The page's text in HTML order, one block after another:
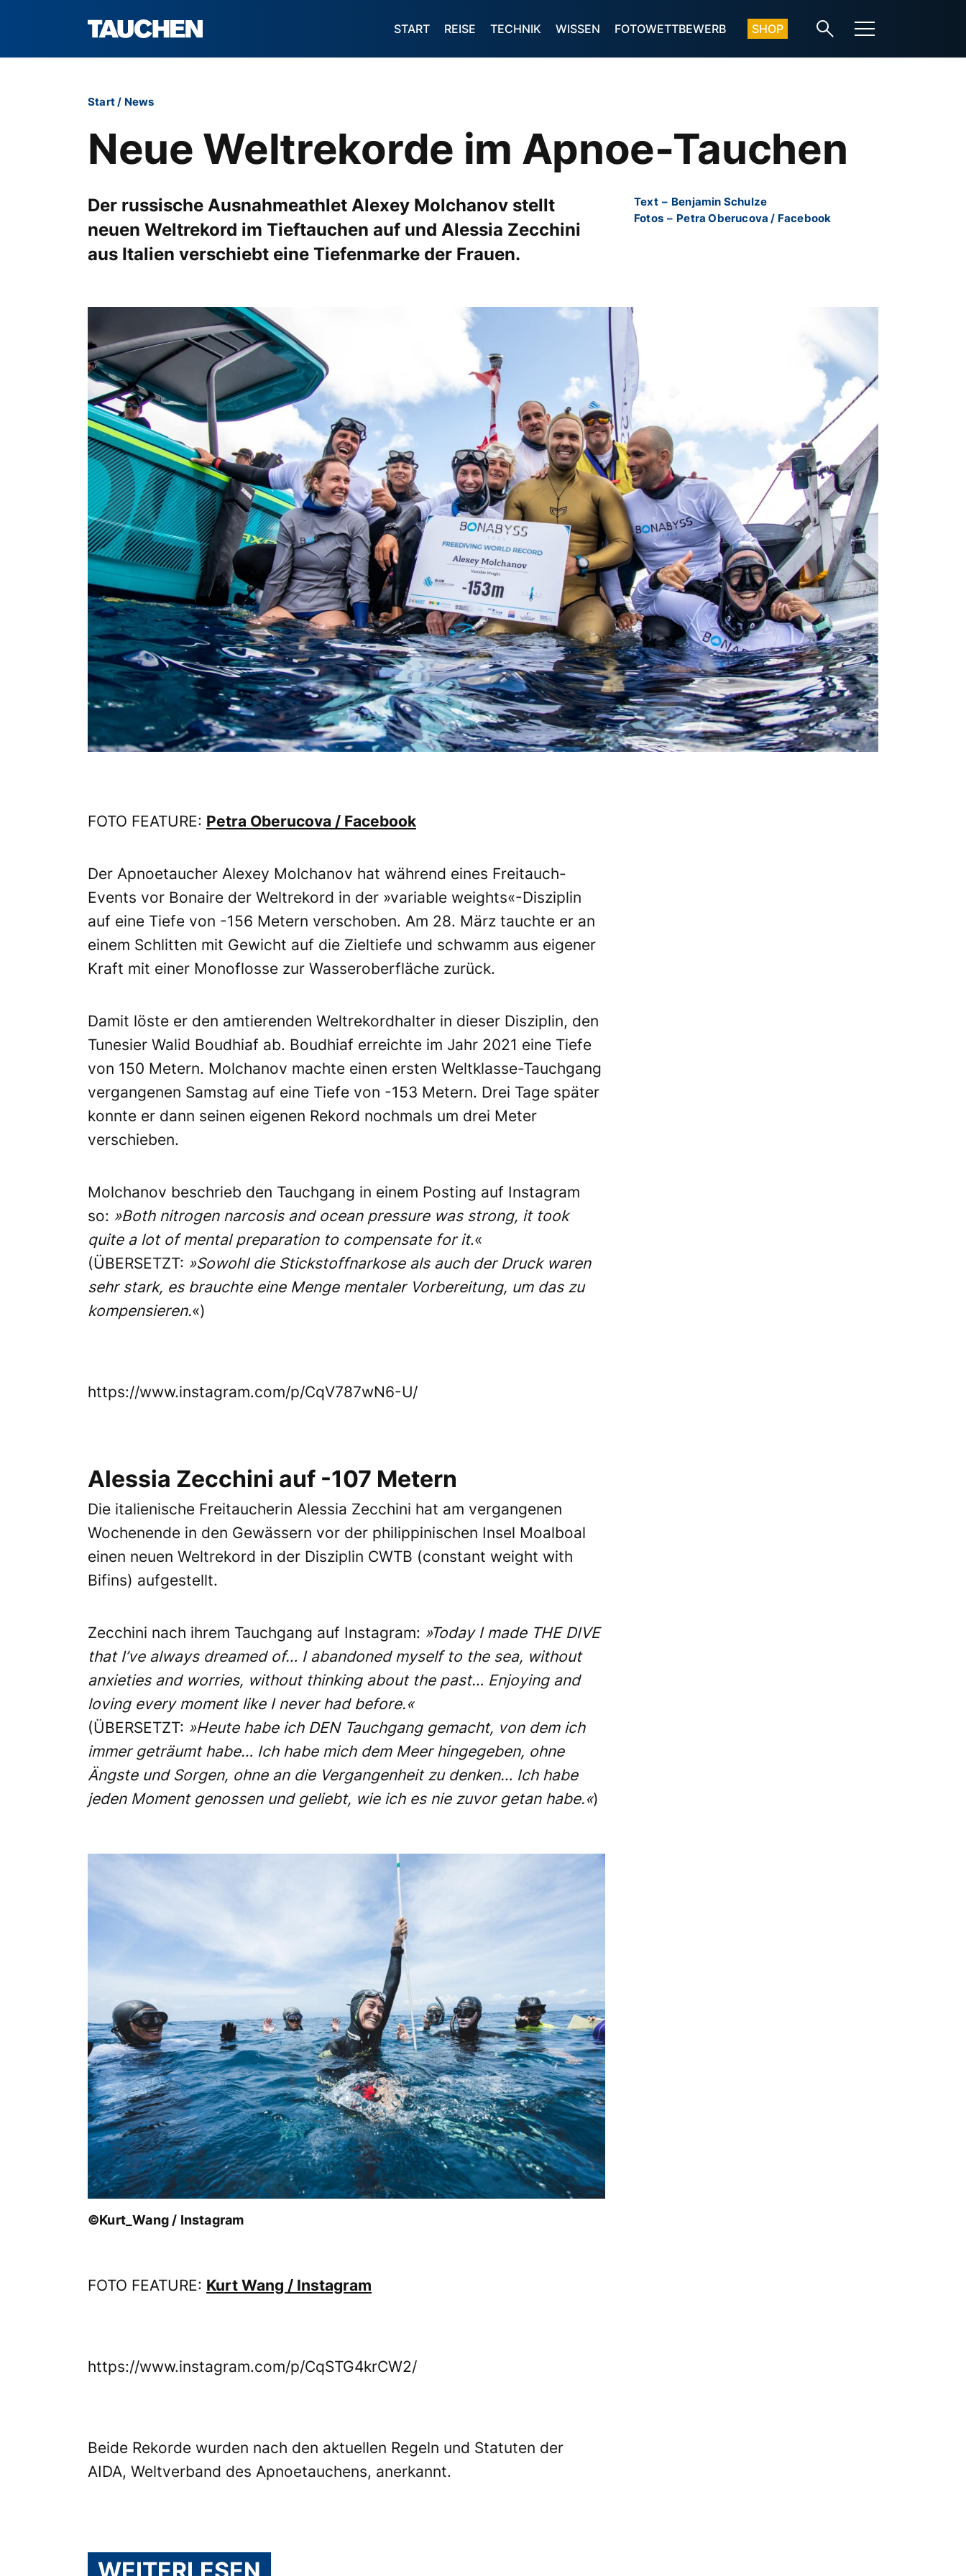
START REISE TECHNIK WISSEN FOTOWETTBEWERB SHOP
Start/ News
Neue Weltrekorde im Apnoe-Tauchen
Der russische Ausnahmeathlet Alexey Molchanov stellt
neuen Weltrekord im Tieftauchen auf und Alessia Zecchini
aus Italien verschiebt eine Tiefenmarke der Frauen.
Text – Benjamin Schulze
Fotos – Petra Oberucova / Facebook
FOTO FEATURE: Petra Oberucova / Facebook
Der Apnoetaucher Alexey Molchanov hat während eines Freitauch-
Events vor Bonaire der Weltrekord in der »variable weights«-Disziplin
auf eine Tiefe von -156 Metern verschoben. Am 28. März tauchte er an
einem Schlitten mit Gewicht auf die Zieltiefe und schwamm aus eigener
Kraft mit einer Monoflosse zur Wasseroberfläche zurück.
Damit löste er den amtierenden Weltrekordhalter in dieser Disziplin, den
Tunesier Walid Boudhiaf ab. Boudhiaf erreichte im Jahr 2021 eine Tiefe
von 150 Metern. Molchanov machte einen ersten Weltklasse-Tauchgang
vergangenen Samstag auf eine Tiefe von -153 Metern. Drei Tage später
konnte er dann seinen eigenen Rekord nochmals um drei Meter
verschieben.
Molchanov beschrieb den Tauchgang in einem Posting auf Instagram
so: »Both nitrogen narcosis and ocean pressure was strong, it took
quite a lot of mental preparation to compensate for it.«
(ÜBERSETZT: »Sowohl die Stickstoffnarkose als auch der Druck waren
sehr stark, es brauchte eine Menge mentaler Vorbereitung, um das zu
kompensieren.«)
https://www.instagram.com/p/CqV787wN6-U/
Alessia Zecchini auf -107 Metern
Die italienische Freitaucherin Alessia Zecchini hat am vergangenen
Wochenende in den Gewässern vor der philippinischen Insel Moalboal
einen neuen Weltrekord in der Disziplin CWTB (constant weight with
Bifins) aufgestellt.
Zecchini nach ihrem Tauchgang auf Instagram: »Today I made THE DIVE
that I’ve always dreamed of… I abandoned myself to the sea, without
anxieties and worries, without thinking about the past… Enjoying and
loving every moment like I never had before.«
(ÜBERSETZT: »Heute habe ich DEN Tauchgang gemacht, von dem ich
immer geträumt habe… Ich habe mich dem Meer hingegeben, ohne
Ängste und Sorgen, ohne an die Vergangenheit zu denken… Ich habe
jeden Moment genossen und geliebt, wie ich es nie zuvor getan habe.«)
©Kurt_Wang / Instagram
FOTO FEATURE: Kurt Wang / Instagram
https://www.instagram.com/p/CqSTG4krCW2/
Beide Rekorde wurden nach den aktuellen Regeln und Statuten der
AIDA, Weltverband des Apnoetauchens, anerkannt.